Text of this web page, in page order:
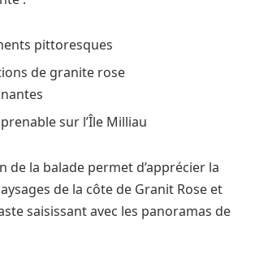
pittoresques
de granite rose
sur l’Île Milliau
de la balade permet d’apprécier la
de la côte de Granit Rose et
saisissant avec les panoramas de